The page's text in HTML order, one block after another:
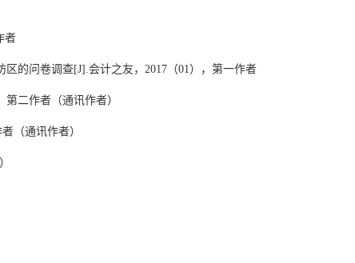
者
区的问卷调查[J].会计之友， 2017 （01）， 第一作者
第二作者（通讯作者）
（通讯作者）